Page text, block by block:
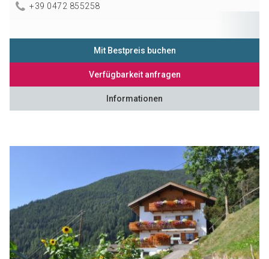
+39 0472 855258
Mit Bestpreis buchen
Verfügbarkeit anfragen
Informationen